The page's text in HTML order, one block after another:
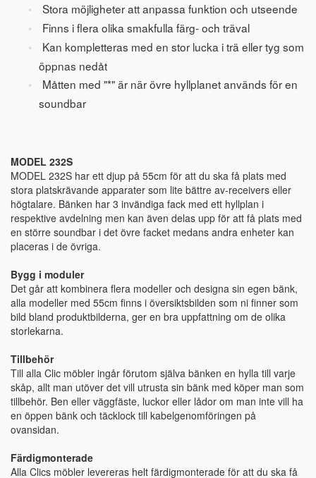
Stora möjligheter att anpassa funktion och utseende
Finns i flera olika smakfulla färg- och träval
Kan kompletteras med en stor lucka i trä eller tyg som
öppnas nedåt
Måtten med "*" är när övre hyllplanet används för en
soundbar
MODEL 232S
MODEL 232S har ett djup på 55cm för att du ska få plats med
stora platskrävande apparater som lite bättre av-receivers eller
högtalare. Bänken har 3 invändiga fack med ett hyllplan i
respektive avdelning men kan även delas upp för att få plats med
en större soundbar i det övre facket medans andra enheter kan
placeras i de övriga.
Bygg i moduler
Det går att kombinera flera modeller och designa sin egen bänk,
alla modeller med 55cm finns i översiktsbilden som ni finner som
bild bland produktbilderna, ger en bra uppfattning om de olika
storlekarna.
Tillbehör
Till alla Clic möbler ingår förutom själva bänken en hylla till varje
skåp, allt man utöver det vill utrusta sin bänk med köper man som
tillbehör. Ben eller väggfäste, luckor eller lådor om man inte vill ha
en öppen bänk och täcklock till kabelgenomföringen på
ovansidan.
Färdigmonterade
Alla Clics möbler levereras helt färdigmonterade för att du ska få